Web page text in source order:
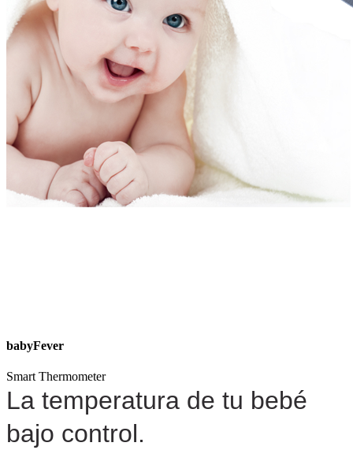
babyFever
Smart Thermometer
La temperatura de tu bebé
bajo control.